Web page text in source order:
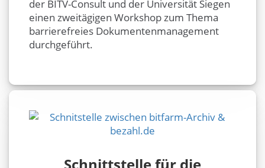
der BITV-Consult und der Universität Siegen
einen zweitägigen Workshop zum Thema
barrierefreies Dokumentenmanagement
durchgeführt.
Schnittstelle für die